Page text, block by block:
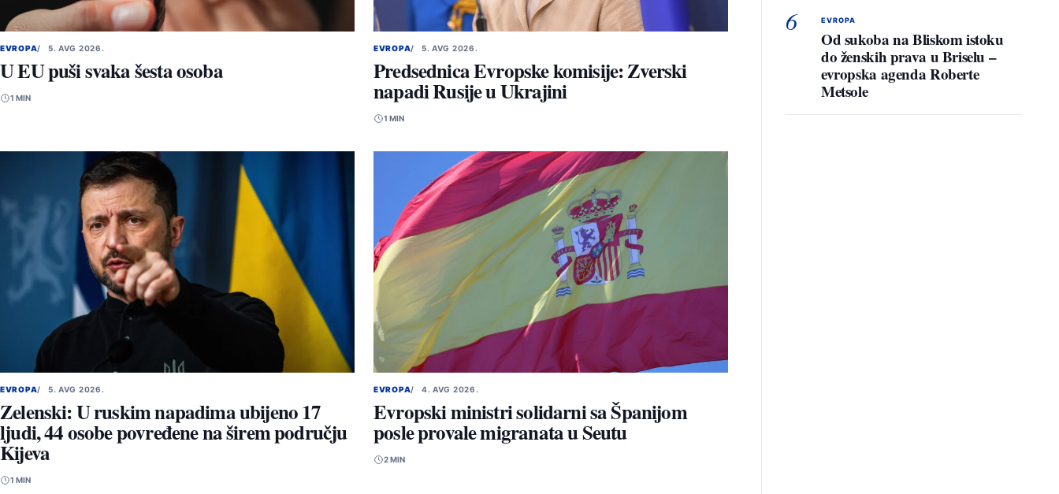
EVROPA 5. AVG 2026.
U EU puši svaka šesta osoba
1 MIN
EVROPA 5. AVG 2026.
Predsednica Evropske komisije: Zverski
napadi Rusije u Ukrajini
1 MIN
EVROPA 5. AVG 2026.
Zelenski: U ruskim napadima ubijeno 17
ljudi, 44 osobe povređene na širem području
Kijeva
1 MIN
EVROPA 4. AVG 2026.
Evropski ministri solidarni sa Španijom
posle provale migranata u Seutu
2 MIN
6 EVROPA
Od sukoba na Bliskom istoku
do ženskih prava u Briselu –
evropska agenda Roberte
Metsole